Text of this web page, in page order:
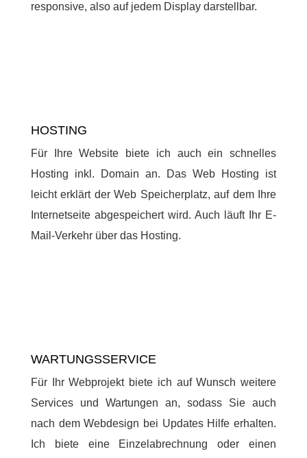
responsive, also auf jedem Display darstellbar.
HOSTING
Für Ihre Website biete ich auch ein schnelles
Hosting inkl. Domain an. Das Web Hosting ist
leicht erklärt der Web Speicherplatz, auf dem Ihre
Internetseite abgespeichert wird. Auch läuft Ihr E-
Mail-Verkehr über das Hosting.
WARTUNGSSERVICE
Für Ihr Webprojekt biete ich auf Wunsch weitere
Services und Wartungen an, sodass Sie auch
nach dem Webdesign bei Updates Hilfe erhalten.
Ich biete eine Einzelabrechnung oder einen